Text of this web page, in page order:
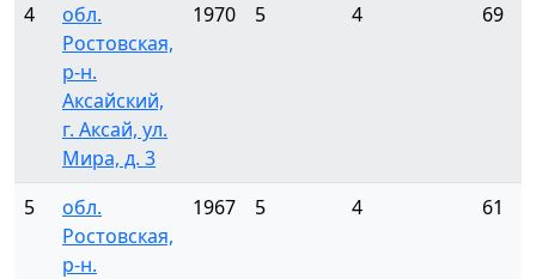
4
обл.
Ростовская,
р-н.
Аксайский,
г. Аксай, ул.
Мира, д. 3
1970 5 4 69
5
обл.
Ростовская,
р-н.
1967 5 4 61